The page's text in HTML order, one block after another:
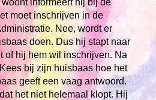
informeert hij bij de
moet inschrijven in de
Nee, wordt er
doen. Dus hij stapt naar
of hij hem wil inschrijven. Na
bij zijn huisbaas hoe het
geeft een vaag antwoord.
het niet helemaal klopt. Hij